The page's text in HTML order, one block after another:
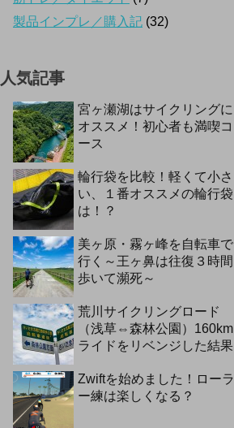
製品インプレ／購入記 (32)
人気記事
宮ヶ瀬湖はサイクリングに
オススメ！初心者も満喫コ
ース
輪行袋を比較！軽くて小さ
い、１番オススメの輪行袋
は！？
美ヶ原・霧ヶ峰を自転車で
行く～王ヶ鼻は往復３時間
歩いて瀕死～
荒川サイクリングロード
（浅草⇔森林公園）160km
ライドをリベンジした結果
Zwiftを始めました！ローラ
ー練は楽しくなる？